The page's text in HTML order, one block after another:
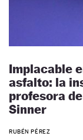
Implacable
asfalto: la
profesora
Sinner
RUBÉN PÉREZ